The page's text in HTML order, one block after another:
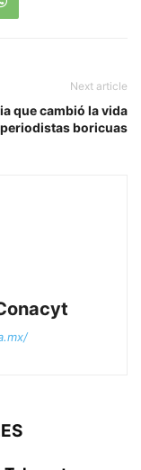
Next article
que cambió la vida
boricuas